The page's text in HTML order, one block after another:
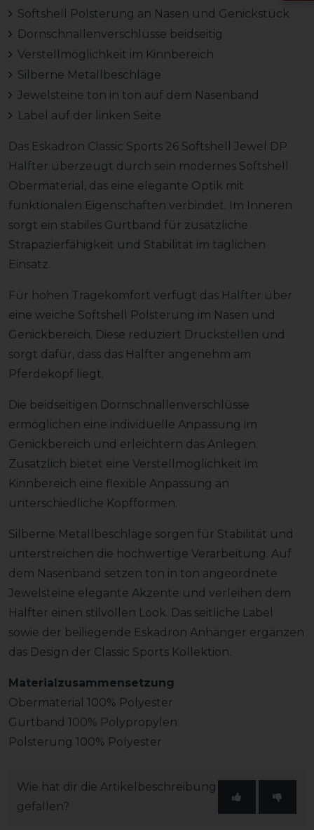
Softshell Polsterung an Nasen und Genickstück
Dornschnallenverschlüsse beidseitig
Verstellmöglichkeit im Kinnbereich
Silberne Metallbeschläge
Jewelsteine ton in ton auf dem Nasenband
Label auf der linken Seite
Das Eskadron Classic Sports 26 Softshell Jewel DP
Halfter überzeugt durch sein modernes Softshell
Obermaterial, das eine elegante Optik mit
funktionalen Eigenschaften verbindet. Im Inneren
sorgt ein stabiles Gurtband für zusätzliche
Strapazierfähigkeit und Stabilität im täglichen
Einsatz.
Für hohen Tragekomfort verfügt das Halfter über
eine weiche Softshell Polsterung im Nasen und
Genickbereich. Diese reduziert Druckstellen und
sorgt dafür, dass das Halfter angenehm am
Pferdekopf liegt.
Die beidseitigen Dornschnallenverschlüsse
ermöglichen eine individuelle Anpassung im
Genickbereich und erleichtern das Anlegen.
Zusätzlich bietet eine Verstellmöglichkeit im
Kinnbereich eine flexible Anpassung an
unterschiedliche Kopfformen.
Silberne Metallbeschläge sorgen für Stabilität und
unterstreichen die hochwertige Verarbeitung. Auf
dem Nasenband setzen ton in ton angeordnete
Jewelsteine elegante Akzente und verleihen dem
Halfter einen stilvollen Look. Das seitliche Label
sowie der beiliegende Eskadron Anhänger ergänzen
das Design der Classic Sports Kollektion.
Materialzusammensetzung
Obermaterial 100% Polyester
Gurtband 100% Polypropylen
Polsterung 100% Polyester
Wie hat dir die Artikelbeschreibung
gefallen?